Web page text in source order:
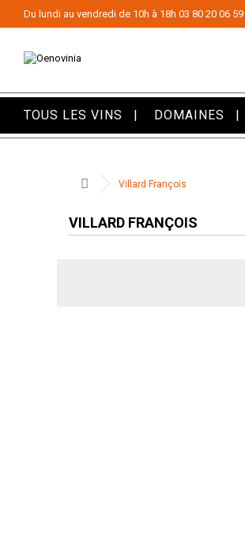
Du lundi au vendredi de 10h à 18h 03 80 20 06 59
TOUS LES VINS DOMAINES
Villard François
VILLARD FRANÇOIS
Panneau de gestion des cookies